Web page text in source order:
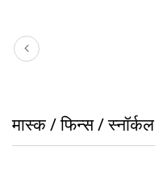
मास्क / फिन्स / स्नॉर्कल